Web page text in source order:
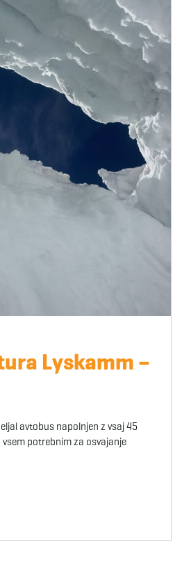
Lyskamm –
avtobus napolnjen z vsaj 45
potrebnim za osvajanje